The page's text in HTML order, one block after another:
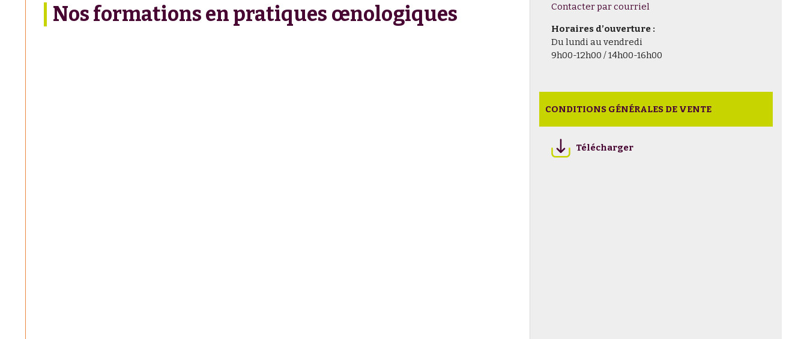
Nos formations en pratiques œnologiques
Contacter par courriel
Horaires d’ouverture :
Du lundi au vendredi
9h00-12h00 / 14h00-16h00
CONDITIONS GÉNÉRALES DE VENTE
Télécharger